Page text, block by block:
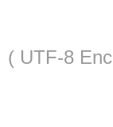
( UTF-8